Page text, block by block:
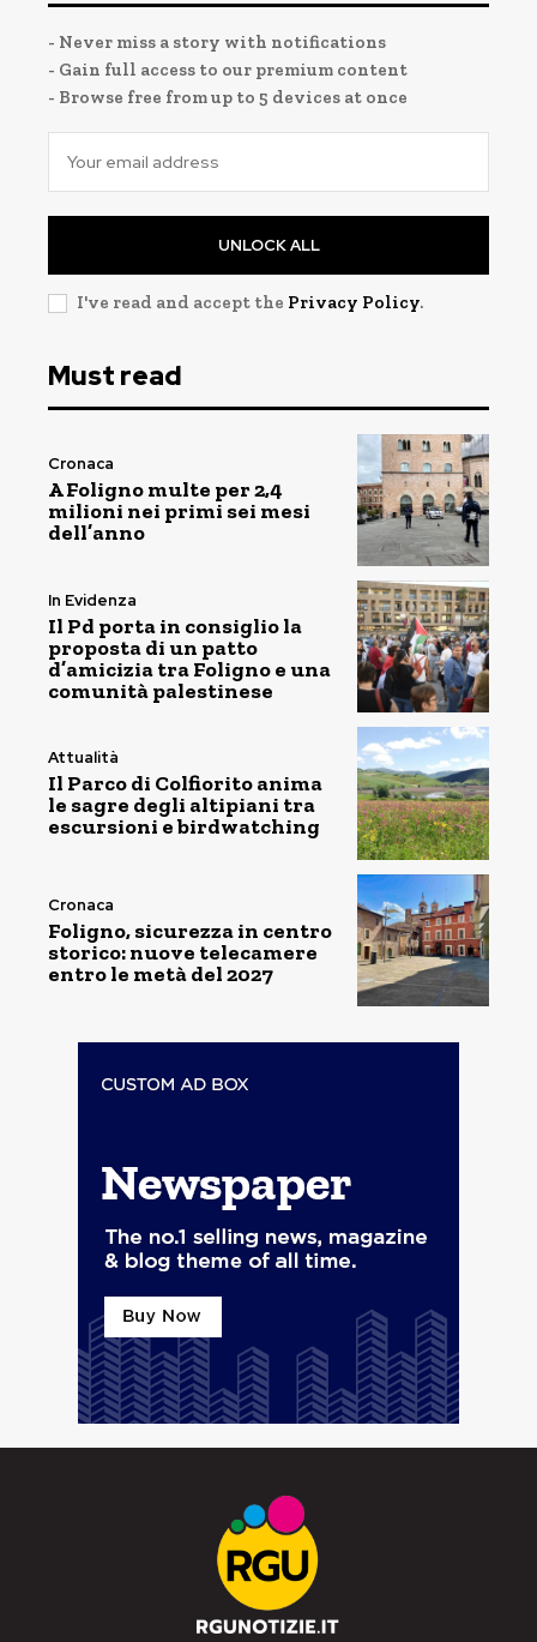
- Never miss a story with notifications
- Gain full access to our premium content
- Browse free from up to 5 devices at once
UNLOCK ALL
I've read and accept the Privacy Policy.
Must read
Cronaca
A Foligno multe per 2,4
milioni nei primi sei mesi
dell’anno
In Evidenza
Il Pd porta in consiglio la
proposta di un patto
d’amicizia tra Foligno e una
comunità palestinese
Attualità
Il Parco di Colfiorito anima
le sagre degli altipiani tra
escursioni e birdwatching
Cronaca
Foligno, sicurezza in centro
storico: nuove telecamere
entro le metà del 2027